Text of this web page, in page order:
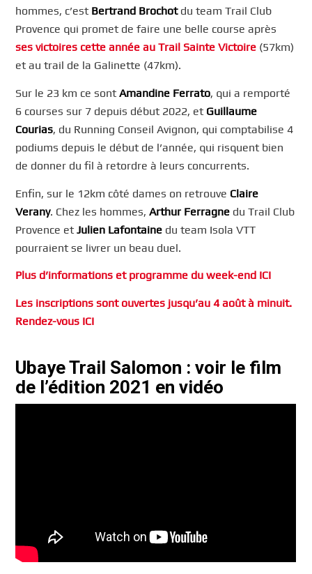
hommes, c’est Bertrand Brochot du team Trail Club
Provence qui promet de faire une belle course après
ses victoires cette année au Trail Sainte Victoire (57km)
et au trail de la Galinette (47km).
Sur le 23 km ce sontAmandine Ferrato, qui a remporté
6 courses sur 7 depuis début 2022, et Guillaume
Courias, du Running Conseil Avignon, qui comptabilise 4
podiums depuis le début de l’année, qui risquent bien
de donner du fil à retordre à leurs concurrents.
Enfin, sur le 12km côté dames on retrouve Claire
Verany. Chez les hommes,Arthur Ferragne du Trail Club
Provence etJulien Lafontaine du team Isola VTT
pourraient se livrer un beau duel.
Plus d’informations et programme du week-end ICI
Les inscriptions sont ouvertes jusqu’au 4 août à minuit.
Rendez-vous ICI
Ubaye Trail Salomon : voir le film
de l’édition 2021 en vidéo